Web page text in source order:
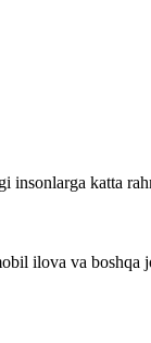
insonlarga katta
ilova va boshqa